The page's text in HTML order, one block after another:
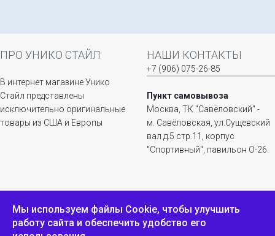
ПРО УНИКО СТАЙЛ
В интернет магазине Унико
Стайл представлены
исключительно оригинальные
товары из США и Европы
НАШИ КОНТАКТЫ
+7 (906) 075-26-85
Пункт самовывоза
Москва, ТК "Савёловский" -
м. Савёловская, ул.Сущевский
вал д.5 стр.11, корпус
"Спортивный", павильон О-26.
ИНФОРМАЦИЯ
Положение о
ОБРАТНАЯ СВЯЗЬ
Пожаловаться
Мы используем файлы Сookie, чтобы улучшить
работу сайта и обеспечить удобство его